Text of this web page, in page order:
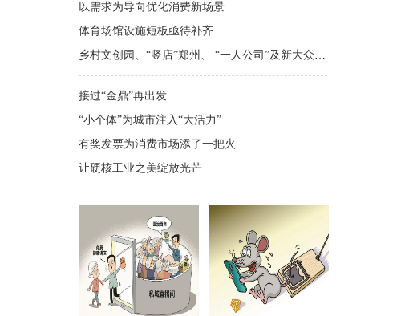
以需求为导向优化消费新场景
体育场馆设施短板亟待补齐
乡村文创园、“竖店”郑州、 “一人公司”及新大众文艺
接过“金鼎”再出发
“小个体”为城市注入“大活力”
有奖发票为消费市场添了一把火
让硬核工业之美绽放光芒